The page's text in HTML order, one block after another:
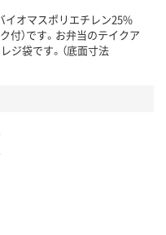
イオマスポリエチレン25%
付）です。お弁当のテイクア
ジ袋です。（底面寸法